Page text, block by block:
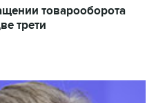
товарооборота
трети